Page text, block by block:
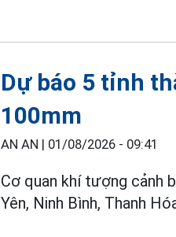
Dự báo 5 tỉnh
100mm
AN AN | 01/08/2026 - 09:41
Cơ quan khí tượng cảnh
Yên, Ninh Bình, Thanh